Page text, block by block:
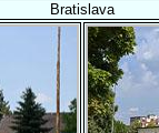
Bratislava